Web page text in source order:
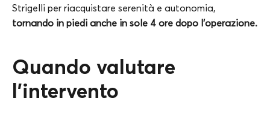
Strigelli per riacquistare serenità e autonomia,
tornando in piedi anche in sole 4 ore dopo l’operazione.
Quando valutare
l’intervento